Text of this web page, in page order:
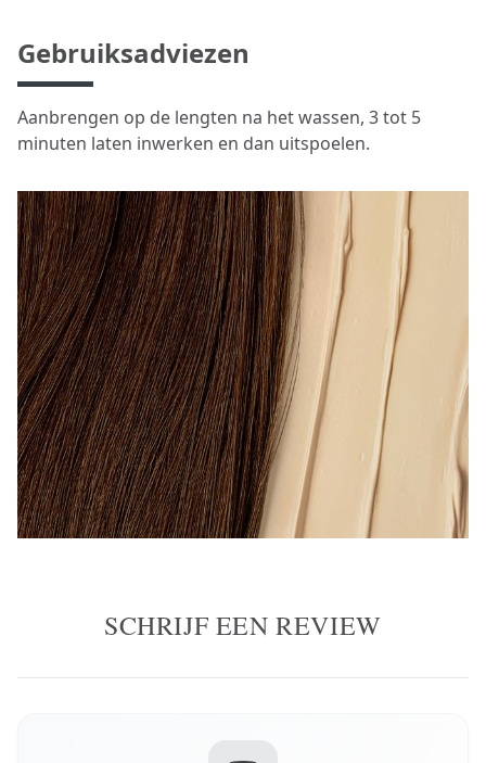
Gebruiksadviezen
Aanbrengen op de lengten na het wassen, 3 tot 5
minuten laten inwerken en dan uitspoelen.
SCHRIJF EEN REVIEW